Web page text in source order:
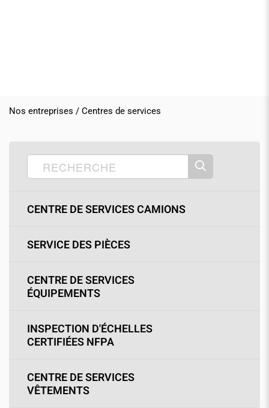
Nos entreprises / Centres de services
CENTRE DE SERVICES CAMIONS
SERVICE DES PIÈCES
CENTRE DE SERVICES
ÉQUIPEMENTS
INSPECTION D'ÉCHELLES
CERTIFIÉES NFPA
CENTRE DE SERVICES
VÊTEMENTS